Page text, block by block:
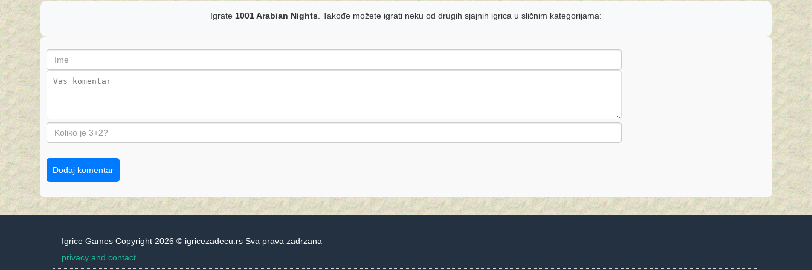
Igrate 1001 Arabian Nights . Takođe možete igrati neku od drugih sjajnih igrica u sličnim kategorijama:
Dodaj komentar
Igrice Games Copyright 2026 © igricezadecu.rs Sva prava zadrzana
privacy and contact